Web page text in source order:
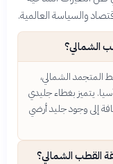
والسياسة العالمية.
الشمالي؟
المتجمد الشمالي،
يتميز بغطاء جليدي
إلى وجود جليد أرضي
القطب الشمالي؟